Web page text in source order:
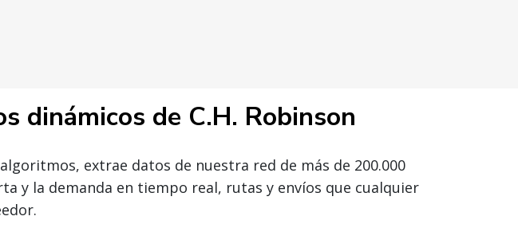
dinámicos de C.H. Robinson
extrae datos de nuestra red de más de 200.000
y la demanda en tiempo real, rutas y envíos que cualquier